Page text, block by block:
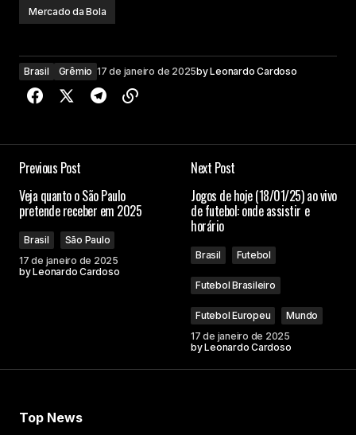
Mercado da Bola
Brasil Grêmio 17 de janeiro de 2025byLeonardo Cardoso
Previous Post
Veja quanto o São Paulo
pretende receber em 2025
Brasil
São Paulo
17 de janeiro de 2025
byLeonardo Cardoso
Next Post
Jogos de hoje (18/01/25) ao vivo
de futebol: onde assistir e
horário
Brasil Futebol
Futebol Brasileiro
Futebol Europeu
Mundo
17 de janeiro de 2025
byLeonardo Cardoso
Top News